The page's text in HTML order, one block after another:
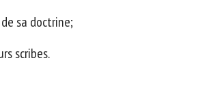
sa doctrine;
scribes.